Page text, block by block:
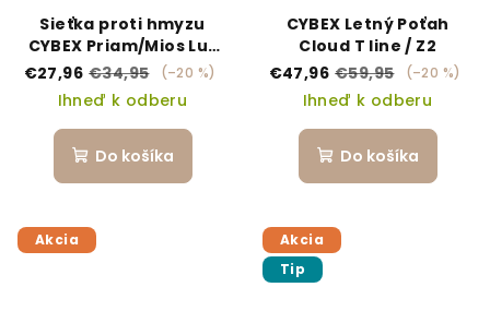
Sieťka proti hmyzu
CYBEX Priam/Mios Lux
hlboká vanička
€27,96 €34,95 (–20 %)
Ihneď k odberu
Do košíka
CYBEX Letný Poťah
Cloud T line / Z2
€47,96 €59,95 (–20 %)
Ihneď k odberu
Do košíka
Akcia
Akcia
Tip